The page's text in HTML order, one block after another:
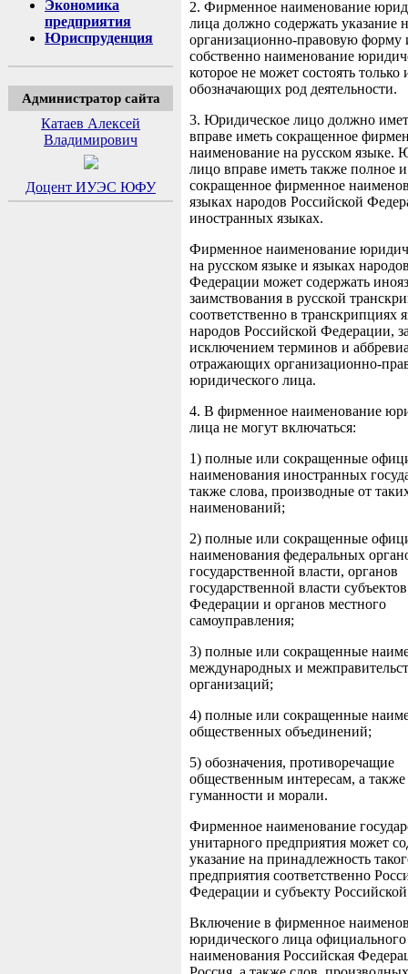
Экономика
предприятия
Юриспруденция
Администратор сайта
Катаев Алексей
Владимирович
Доцент ИУЭС ЮФУ
2. Фирменное наименование
лица должно содержать указание
организационно-правовую форму
собственно наименование
которое не может состоять только
обозначающих род деятельности.
3. Юридическое лицо должно
вправе иметь сокращенное
наименование на русском языке.
лицо вправе иметь также полное
сокращенное фирменное
языках народов Российской
иностранных языках.
Фирменное наименование
на русском языке и языках
Федерации может содержать
заимствования в русской
соответственно в транскрипциях
народов Российской Федерации,
исключением терминов и
отражающих организационно-
юридического лица.
4. В фирменное наименование
лица не могут включаться:
1) полные или сокращенные
наименования иностранных
также слова, производные от
наименований;
2) полные или сокращенные
наименования федеральных
государственной власти, органов
государственной власти
Федерации и органов местного
самоуправления;
3) полные или сокращенные
международных и
организаций;
4) полные или сокращенные
общественных объединений;
5) обозначения, противоречащие
общественным интересам, а
гуманности и морали.
Фирменное наименование
унитарного предприятия может
указание на принадлежность
предприятия соответственно
Федерации и субъекту
Включение в фирменное
юридического лица официального
наименования Российская